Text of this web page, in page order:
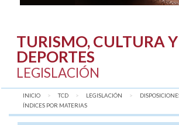
TURISMO, CULTURA Y
DEPORTES
LEGISLACIÓN
INICIO TCD LEGISLACIÓN
AQUÍ:
ÍNDICES POR MATERIAS